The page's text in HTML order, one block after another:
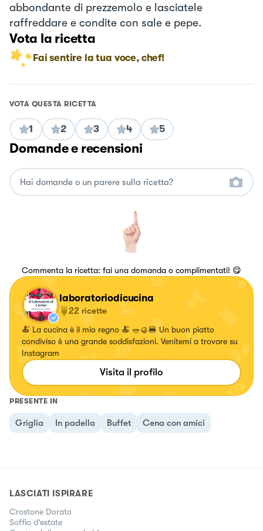
abbondante di prezzemolo e lasciatele
raffreddare e condite con sale e pepe.
Vota la ricetta
Fai sentire la tua voce, chef!
VOTA QUESTA RICETTA
1 2 3 4 5
Domande e recensioni
Commenta la ricetta: fai una domanda o complimentati! 😋
laboratoriodicucina
22 ricette
🍝 La cucina è il mio regno 🍝 🥗🥮🍔 Un buon piatto
condiviso è una grande soddisfazioni. Venitemi a trovare su
Instagram
Visita il profilo
PRESENTE IN
Griglia In padella Buffet Cena con amici
LASCIATI ISPIRARE
Crostone Dorato
Soffio d'estate